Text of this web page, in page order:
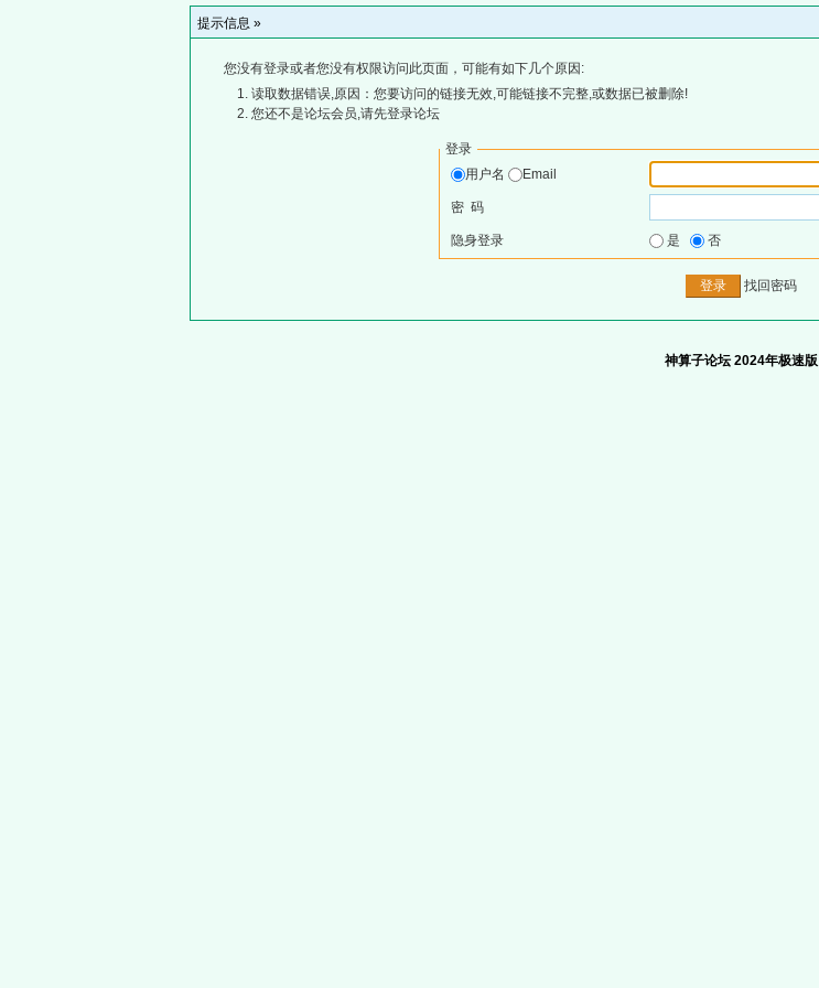
提示信息 »
您没有登录或者您没有权限访问此页面，可能有如下几个原因:
读取数据错误,原因：您要访问的链接无效,可能链接不完整,或数据已被删除!
您还不是论坛会员,请先登录论坛
登录
用户名
Email
密 码
隐身登录 是 否
找回密码
神算子论坛 2024年极速版